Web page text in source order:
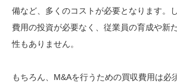
備など、多くのコストが必要となります。
費用の投資が必要なく、従業員の育成や新
性もありません。
もちろん、M&Aを行うための買収費用は必